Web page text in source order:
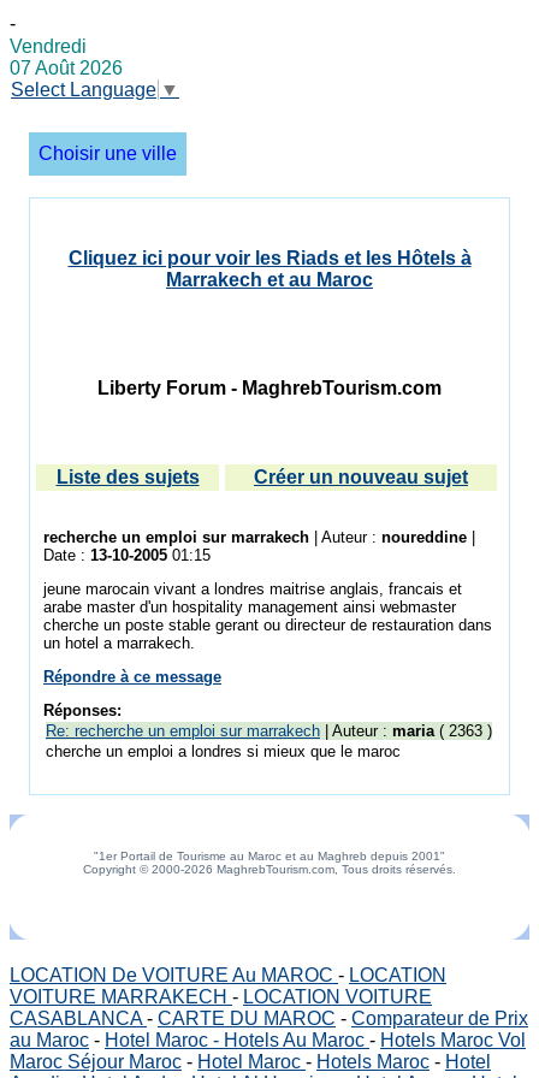
-
Vendredi
07 Août 2026
Select Language ▼
Choisir une ville
Cliquez ici pour voir les Riads et les Hôtels à
Marrakech et au Maroc
Liberty Forum - MaghrebTourism.com
Liste des sujets Créer un nouveau sujet
recherche un emploi sur marrakech | Auteur : noureddine
Date : 13-10-2005 01:15
jeune marocain vivant a londres maitrise anglais, francais et
arabe master d'un hospitality management ainsi webmaster
cherche un poste stable gerant ou directeur de restauration dans
un hotel a marrakech.
Répondre à ce message
Réponses:
Re: recherche un emploi sur marrakech | Auteur : maria( 2363 )
cherche un emploi a londres si mieux que le maroc
"1er Portail de Tourisme au Maroc et au Maghreb depuis 2001"
Copyright © 2000-2026 MaghrebTourism.com, Tous droits réservés.
LOCATION De VOITURE Au MAROC - LOCATION
VOITURE MARRAKECH - LOCATION VOITURE
CASABLANCA- CARTE DU MAROC - Comparateur de Prix
au Maroc - Hotel Maroc - Hotels Au Maroc - Hotels Maroc Vol
Maroc Séjour Maroc - Hotel Maroc - Hotels Maroc - Hotel